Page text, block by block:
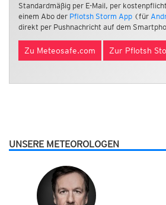
Standardmäßig per E-Mail, per
einem Abo der Pflotsh Storm App (für
direkt per Pushnachricht auf dem
Zu Meteosafe.com Zur Pflotsh
UNSERE METEOROLOGEN